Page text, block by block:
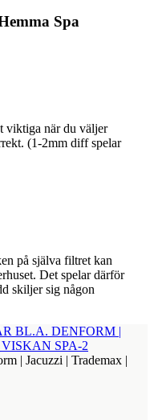
Spa
viktiga när du väljer
(1-2mm diff spelar
på själva filtret kan
Det spelar därför
skiljer sig någon
| Jacuzzi | Trademax |